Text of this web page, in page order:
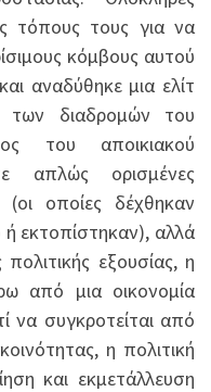
τόπους τους για να
κόμβους αυτού
αναδύθηκε μια ελίτ
των διαδρομών του
του αποικιακού
απλώς ορισμένες
οποίες δέχθηκαν
ή εκτοπίστηκαν), αλλά
εξουσίας, η
από μια οικονομία
να συγκροτείται από
η πολιτική
και εκμετάλλευση